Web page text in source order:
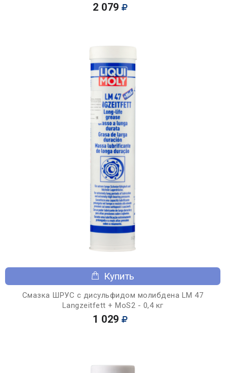
2 079
Купить
Смазка ШРУС с дисульфидом молибдена LM 47
Langzeitfett + MoS2 - 0,4 кг
1 029